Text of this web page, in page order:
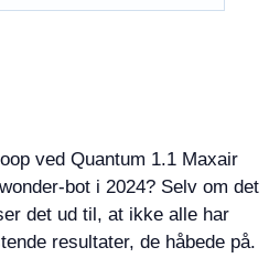
ved Quantum 1.1 Maxair
bot i 2024? Selv om det
det ud til, at ikke alle har
resultater, de håbede på.